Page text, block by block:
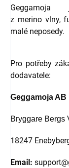
z merino vlny,
malé neposedy.
Pro potřeby
dodavatele:
Geggamoja AB
Bryggare Bergs
18247
Email: